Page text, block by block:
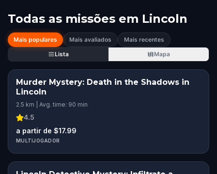
Todas as missões em Lincoln
Mais populares Mais avaliados
Mais recentes
Lista
Mapa
Murder Mystery: Death in the Shadows in
Lincoln
2.5 km | Avg. time: 90 min
4.5
a partir de $17.99
MULTIJOGADOR